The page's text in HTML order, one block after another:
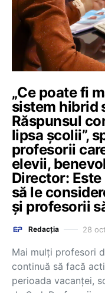
„Ce poate fi
sistem hibrid
Răspunsul
lipsa şcolii”,
profesorii
elevii,
Director:
să le
şi profesorii
Redacția 28
Mai mulți profesori
continuă să facă
perioada vacanţei,